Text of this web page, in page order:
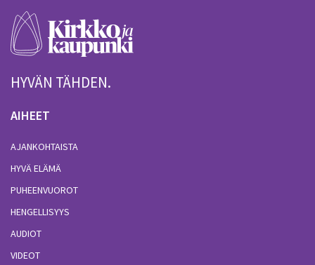
HYVÄN TÄHDEN.
AIHEET
AJANKOHTAISTA
HYVÄ ELÄMÄ
PUHEENVUOROT
HENGELLISYYS
AUDIOT
VIDEOT